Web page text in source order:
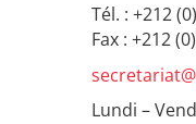
Tél. : +212
Fax : +212
Lundi –